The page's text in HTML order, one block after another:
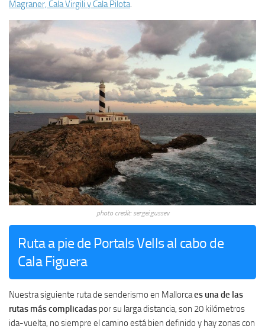
Magraner, Cala Virgili y Cala Pilota
photo credit: sergei.gussev
Ruta a pie de Portals Vells al cabo de
Cala Figuera
Nuestra siguiente ruta de senderismo en Mallorcaes una de las
rutas más complicadas por su larga distancia, son 20 kilómetros
ida-vuelta, no siempre el camino está bien definido y hay zonas con